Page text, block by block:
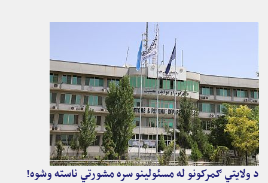
د ولایتي ګمرکونو له مسئولینو سره مشورتي ناسته وشوه!